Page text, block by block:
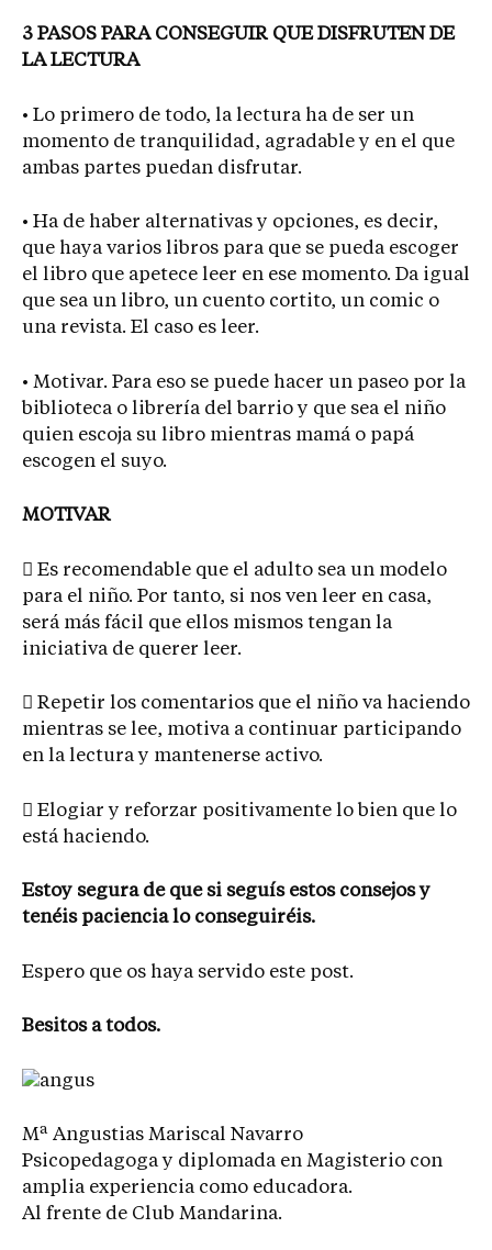
3 PASOS PARA CONSEGUIR QUE DISFRUTEN DE
LA LECTURA
• Lo primero de todo, la lectura ha de ser un
momento de tranquilidad, agradable y en el que
ambas partes puedan disfrutar.
• Ha de haber alternativas y opciones, es decir,
que haya varios libros para que se pueda escoger
el libro que apetece leer en ese momento. Da igual
que sea un libro, un cuento cortito, un comic o
una revista. El caso es leer.
• Motivar. Para eso se puede hacer un paseo por la
biblioteca o librería del barrio y que sea el niño
quien escoja su libro mientras mamá o papá
escogen el suyo.
MOTIVAR
 Es recomendable que el adulto sea un modelo
para el niño. Por tanto, si nos ven leer en casa,
será más fácil que ellos mismos tengan la
iniciativa de querer leer.
 Repetir los comentarios que el niño va haciendo
mientras se lee, motiva a continuar participando
en la lectura y mantenerse activo.
 Elogiar y reforzar positivamente lo bien que lo
está haciendo.
Estoy segura de que si seguís estos consejos y
tenéis paciencia lo conseguiréis.
Espero que os haya servido este post.
Besitos a todos.
Mª Angustias Mariscal Navarro
Psicopedagoga y diplomada en Magisterio con
amplia experiencia como educadora.
Al frente de Club Mandarina.